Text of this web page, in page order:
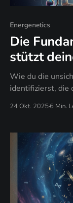
Energenetics
Die
stützt
Wie du die
identifizierst, die
24 Okt. 2025 6 Min.